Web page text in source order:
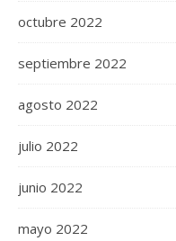
octubre 2022
septiembre 2022
agosto 2022
julio 2022
junio 2022
mayo 2022